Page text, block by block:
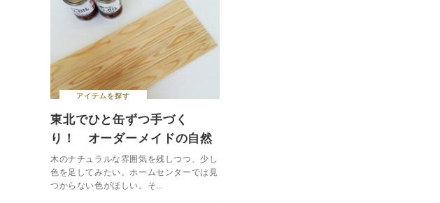
アイテムを探す
東北でひと缶ずつ手づく
り！ オーダーメイドの自然
塗料「U-oil for DIY」
木のナチュラルな雰囲気を残しつつ、少し
色を足してみたい。ホームセンターでは見
つからない色がほしい。そ...